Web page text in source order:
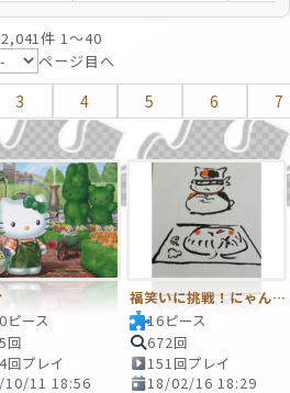
件 1〜40
ページ目へ
3 4 5 6 7
ピース
回
回プレイ
10/11 18:56
福笑いに挑戦！にゃんこ先生（週捲りカレンダーより）
16ピース
672回
151回プレイ
18/02/16 18:29